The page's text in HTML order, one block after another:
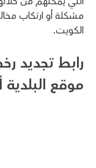
مشكلة أو ارتكاب
الكويت.
رابط تجديد
موقع البلدية